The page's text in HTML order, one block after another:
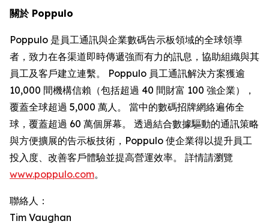
關於 Poppulo
Poppulo 是員工通訊與企業數碼告示板領域的全球領導
者，致力在各渠道即時傳遞強而有力的訊息，協助組織與其
員工及客戶建立連繫。 Poppulo 員工通訊解決方案獲逾
10,000 間機構信賴（包括超過 40 間財富 100 強企業），
覆蓋全球超過 5,000 萬人。 當中的數碼招牌網絡遍佈全
球，覆蓋超過 60 萬個屏幕。 透過結合數據驅動的通訊策略
與方便擴展的告示板技術，Poppulo 使企業得以提升員工
投入度、改善客戶體驗並提高營運效率。 詳情請瀏覽
www.poppulo.com。
聯絡人：
Tim Vaughan